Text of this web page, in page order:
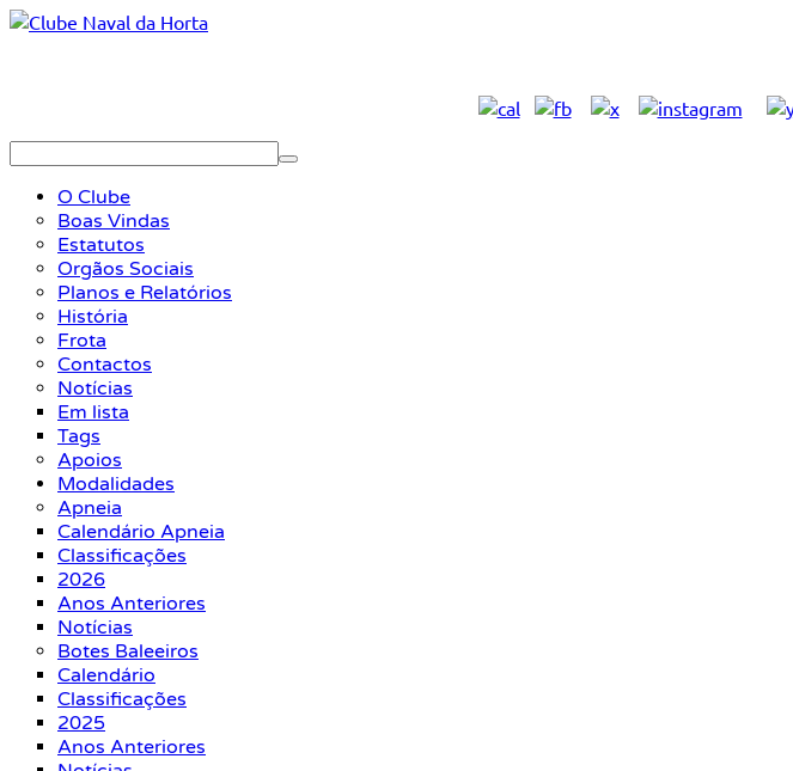
O Clube
Boas Vindas
Estatutos
Orgãos Sociais
Planos e Relatórios
História
Frota
Contactos
Notícias
Em lista
Tags
Apoios
Modalidades
Apneia
Calendário Apneia
Classificações
2026
Anos Anteriores
Notícias
Botes Baleeiros
Calendário
Classificações
2025
Anos Anteriores